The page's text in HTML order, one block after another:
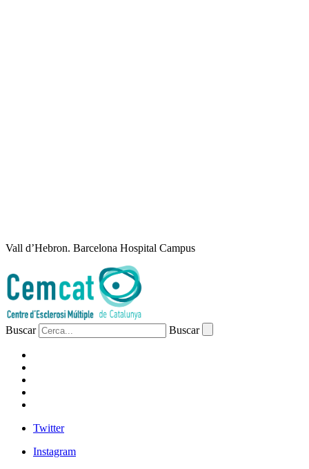
Vall d’Hebron. Barcelona Hospital Campus
Buscar Buscar
Twitter
Instagram